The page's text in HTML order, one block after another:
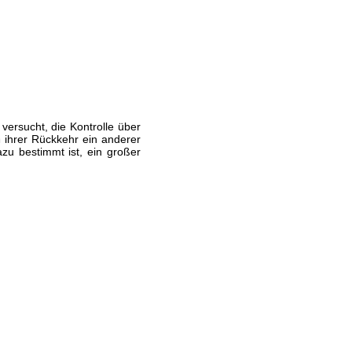
die Kontrolle über
Rückkehr ein anderer
bestimmt ist, ein großer